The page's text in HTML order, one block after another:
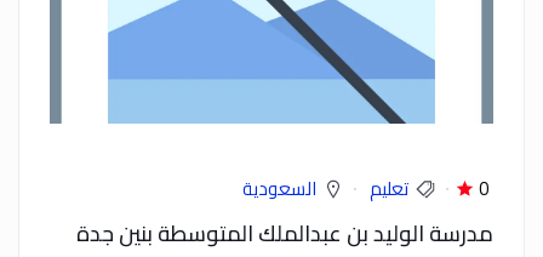
0 تعليم السعودية
مدرسة الوليد بن عبدالملك المتوسطة بنين جدة